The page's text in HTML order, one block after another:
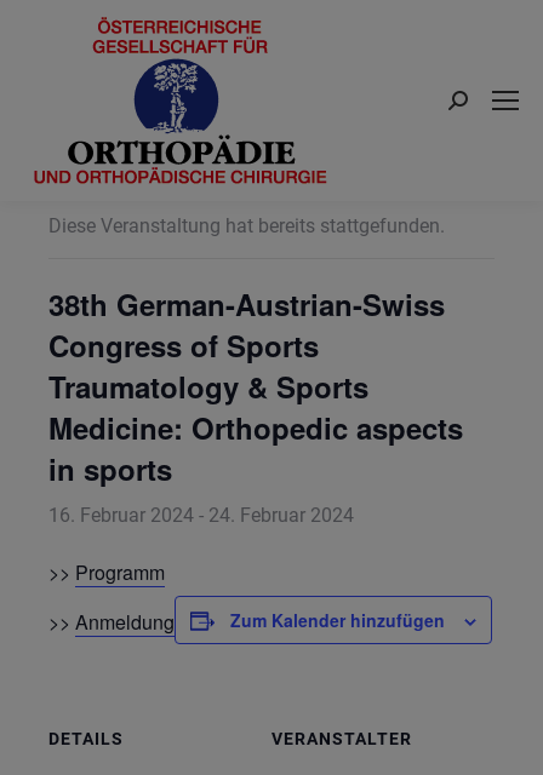
Search:
« Alle Veranstaltungen
Diese Veranstaltung hat bereits stattgefunden.
38th German-Austrian-Swiss
Congress of Sports
Traumatology & Sports
Medicine: Orthopedic aspects
in sports
16. Februar 2024 - 24. Februar 2024
>> Programm
>> Anmeldung Zum Kalender hinzufügen
DETAILS VERANSTALTER